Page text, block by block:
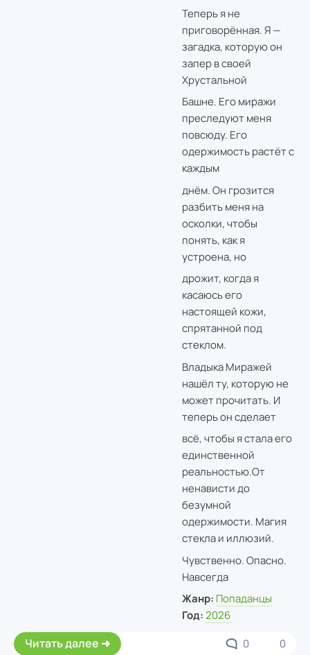
Теперь я не
приговорённая. Я —
загадка, которую он
запер в своей
Хрустальной
Башне. Его миражи
преследуют меня
повсюду. Его
одержимость растёт с
каждым
днём. Он грозится
разбить меня на
осколки, чтобы
понять, как я
устроена, но
дрожит, когда я
касаюсь его
настоящей кожи,
спрятанной под
стеклом.
Владыка Миражей
нашёл ту, которую не
может прочитать. И
теперь он сделает
всё, чтобы я стала его
единственной
реальностью.От
ненависти до
безумной
одержимости. Магия
стекла и иллюзий.
Чувственно. Опасно.
Навсегда
Жанр: Попаданцы
Год: 2026
Читать далее 0 0